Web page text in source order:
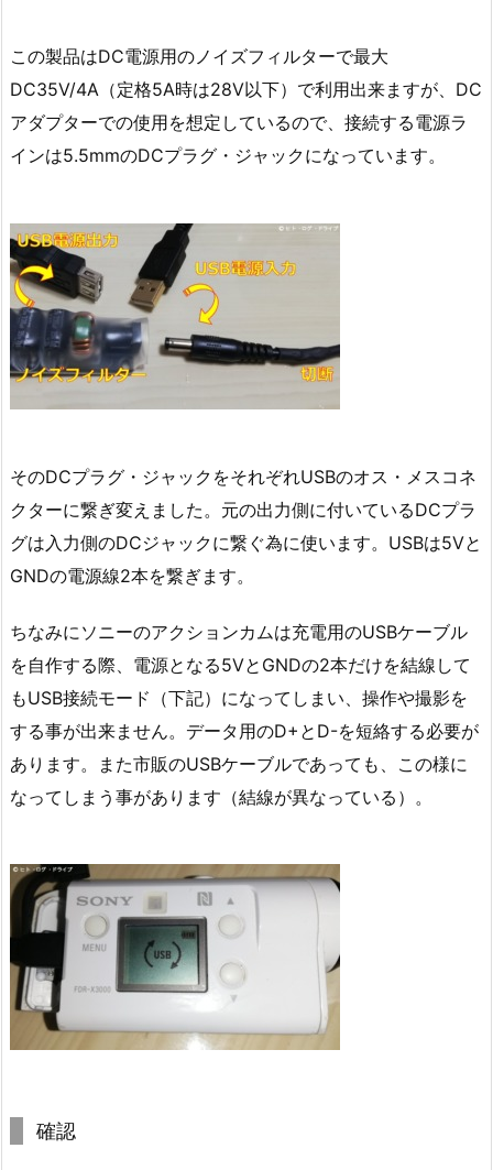
この製品はDC電源用のノイズフィルターで最大
DC35V/4A（定格5A時は28V以下）で利用出来ますが、DC
アダプターでの使用を想定しているので、接続する電源ラ
インは5.5mmのDCプラグ・ジャックになっています。
そのDCプラグ・ジャックをそれぞれUSBのオス・メスコネ
クターに繋ぎ変えました。元の出力側に付いているDCプラ
グは入力側のDCジャックに繋ぐ為に使います。USBは5Vと
GNDの電源線2本を繋ぎます。
ちなみにソニーのアクションカムは充電用のUSBケーブル
を自作する際、電源となる5VとGNDの2本だけを結線して
もUSB接続モード（下記）になってしまい、操作や撮影を
する事が出来ません。データ用のD+とD-を短絡する必要が
あります。また市販のUSBケーブルであっても、この様に
なってしまう事があります（結線が異なっている）。
確認